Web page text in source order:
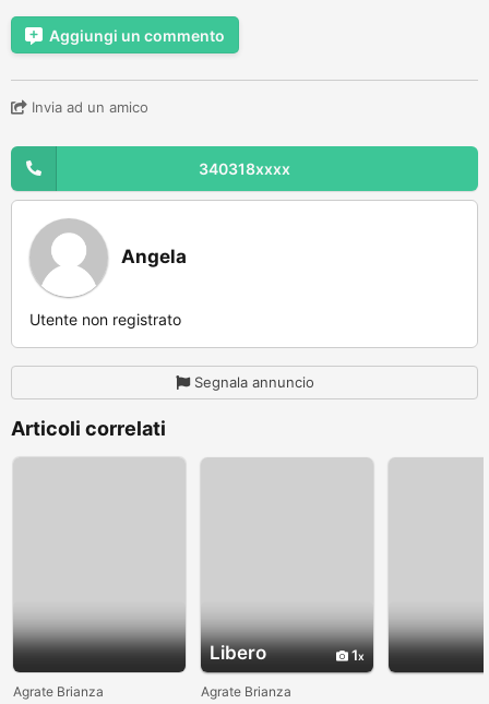
Aggiungi un commento
Invia ad un amico
340318xxxx
Angela
Utente non registrato
Segnala annuncio
Articoli correlati
Agrate Brianza
Libero 1
Agrate Brianza